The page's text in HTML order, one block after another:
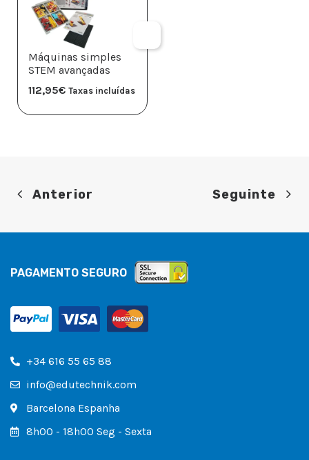
Máquinas simples
STEM avançadas
112,95€ Taxas incluídas
Anterior Seguinte
PAGAMENTO SEGURO
+34 616 55 65 88
info@edutechnik.com
Barcelona Espanha
8h00 - 18h00 Seg - Sexta